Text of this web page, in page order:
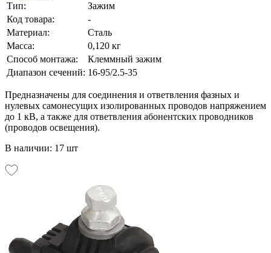
Тип:
Зажим
Код товара:
-
Материал:
Сталь
Масса:
0,120 кг
Способ монтажа:
Клеммный зажим
Диапазон сечений: 16-95/2.5-35
Предназначены для соединения и ответвления фазных и
нулевых самонесущих изолированных проводов напряжением
до 1 кВ, а также для ответвления абонентских проводников
(проводов освещения).
В наличии: 17 шт